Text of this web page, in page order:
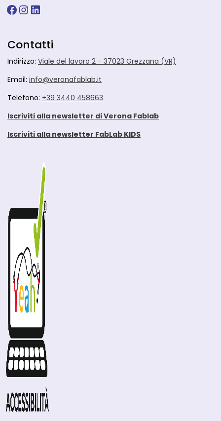
Facebook
Instagram
LinkedIn
Contatti
Indirizzo: Viale del lavoro 2 - 37023 Grezzana (VR)
Email: info@veronafablab.it
Telefono: +39 3440 458663
Iscriviti alla newsletter di Verona Fablab
Iscriviti alla newsletter FabLab KIDS